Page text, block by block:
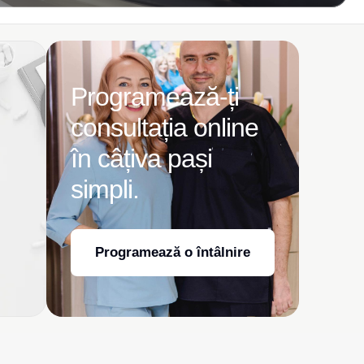
Programează-ți
consultația online
în câțiva pași
simpli.
Programează o întâlnire